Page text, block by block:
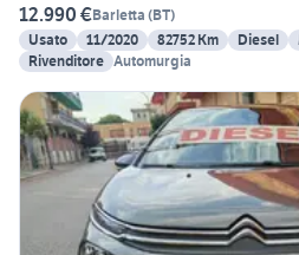
12.990 €Barletta (BT)
Usato
11/2020 82752 Km Diesel
Rivenditore Automurgia